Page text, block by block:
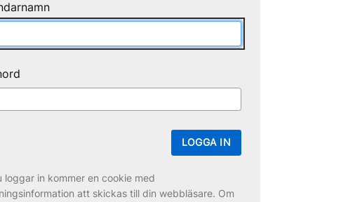
LOGGA IN
loggar in kommer en cookie med
att skickas till din webbläsare. Om